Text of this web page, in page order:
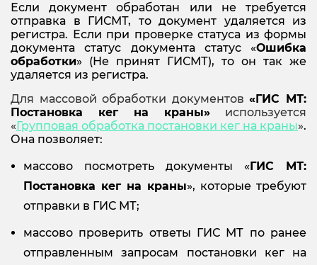
Если документ обработан или не требуется
отправка в ГИСМТ, то документ удаляется из
регистра. Если при проверке статуса из формы
документа статус документа статус «Ошибка
обработки» (Не принят ГИСМТ), то он так же
удаляется из регистра.
Для массовой обработки документов«ГИС МТ:
Постановка кег на краны»
используется
«Групповая обработка постановки кег на краны».
Она позволяет:
массово посмотреть документы « ГИС МТ:
Постановка кег на краны», которые требуют
отправки в ГИС МТ;
массово проверить ответы ГИС МТ по ранее
отправленным запросам постановки кег на